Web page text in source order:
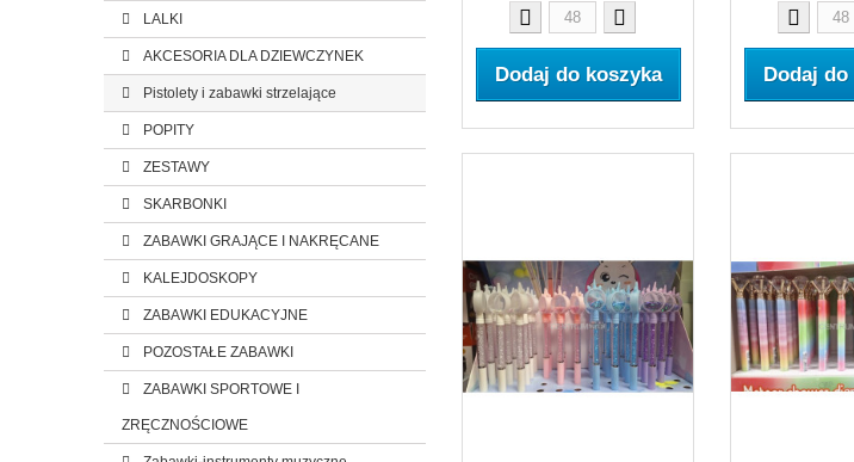
LALKI
AKCESORIA DLA DZIEWCZYNEK
Pistolety i zabawki strzelające
POPITY
ZESTAWY
SKARBONKI
ZABAWKI GRAJĄCE I NAKRĘCANE
KALEJDOSKOPY
ZABAWKI EDUKACYJNE
POZOSTAŁE ZABAWKI
ZABAWKI SPORTOWE I
ZRĘCZNOŚCIOWE
Dodaj do koszyka Dodaj do